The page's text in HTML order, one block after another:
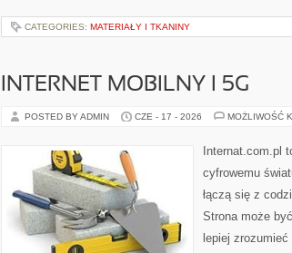
CATEGORIES: MATERIAŁY I TKANINY
INTERNET MOBILNY I 5G
POSTED BY ADMIN CZE - 17 - 2026 MOŻLIWOŚĆ
Internat.com.pl
cyfrowemu
łączą się z
Strona może
lepiej